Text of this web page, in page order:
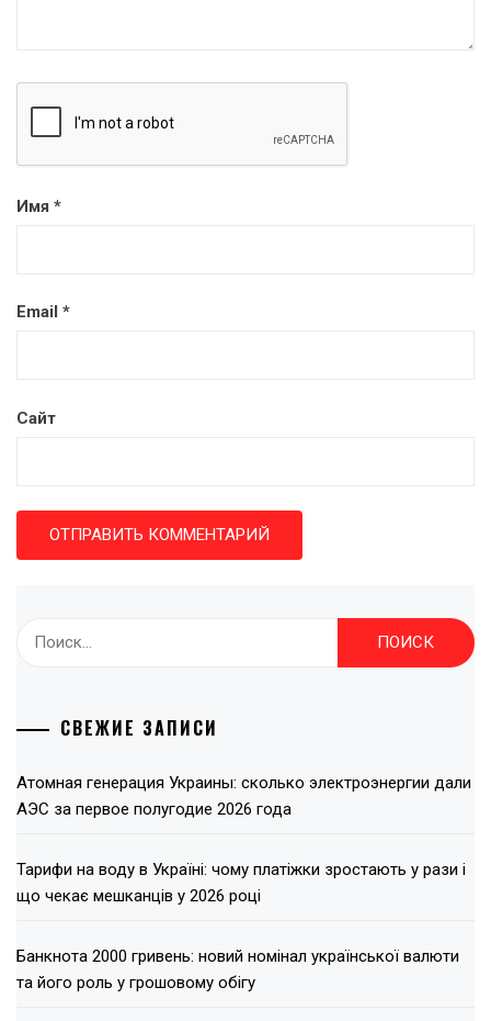
Имя *
Email *
Сайт
СВЕЖИЕ ЗАПИСИ
Атомная генерация Украины: сколько электроэнергии дали
АЭС за первое полугодие 2026 года
Тарифи на воду в Україні: чому платіжки зростають у рази і
що чекає мешканців у 2026 році
Банкнота 2000 гривень: новий номінал української валюти
та його роль у грошовому обігу